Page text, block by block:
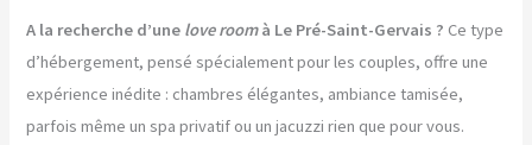
A la recherche d’une love roomà Le Pré-Saint-Gervais ? Ce type
d’hébergement, pensé spécialement pour les couples, offre une
expérience inédite : chambres élégantes, ambiance tamisée,
parfois même un spa privatif ou un jacuzzi rien que pour vous.